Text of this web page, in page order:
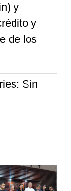
y
y
de los
Sin